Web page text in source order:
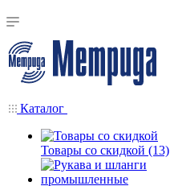
Каталог
Товары со скидкой (13)